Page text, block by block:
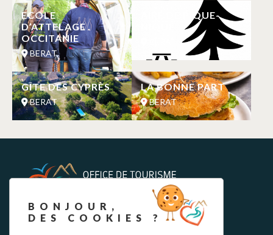
ECOLE
D’ATTELAGE
OCCITANIE
BERAT
AIRE DE PIQUE-
GÎTE DES CYPRÈS
BERAT
LA BONNE PART
BERAT
BONJOUR,
DES COOKIES ?